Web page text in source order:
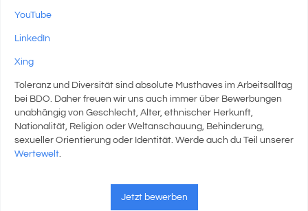
YouTube
LinkedIn
Xing
Toleranz und Diversität sind absolute Musthaves im Arbeitsalltag
bei BDO. Daher freuen wir uns auch immer über Bewerbungen
unabhängig von Geschlecht, Alter, ethnischer Herkunft,
Nationalität, Religion oder Weltanschauung, Behinderung,
sexueller Orientierung oder Identität. Werde auch du Teil unserer
Wertewelt.
Jetzt bewerben